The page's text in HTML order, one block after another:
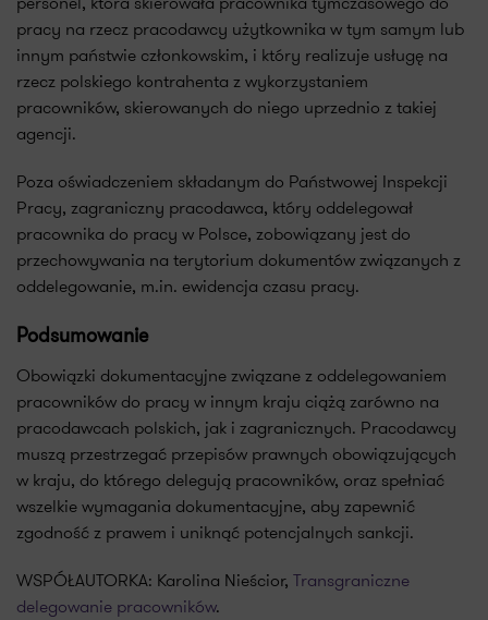
pracy na rzecz pracodawcy użytkownika w tym samym lub
innym państwie członkowskim, i który realizuje usługę na
rzecz polskiego kontrahenta z wykorzystaniem
pracowników, skierowanych do niego uprzednio z takiej
agencji.
Poza oświadczeniem składanym do Państwowej Inspekcji
Pracy, zagraniczny pracodawca, który oddelegował
pracownika do pracy w Polsce, zobowiązany jest do
przechowywania na terytorium dokumentów związanych z
oddelegowanie, m.in. ewidencja czasu pracy.
Podsumowanie
Obowiązki dokumentacyjne związane z oddelegowaniem
pracowników do pracy w innym kraju ciążą zarówno na
pracodawcach polskich, jak i zagranicznych. Pracodawcy
muszą przestrzegać przepisów prawnych obowiązujących
w kraju, do którego delegują pracowników, oraz spełniać
wszelkie wymagania dokumentacyjne, aby zapewnić
zgodność z prawem i uniknąć potencjalnych sankcji.
WSPÓŁAUTORKA: Karolina Nieścior, Transgraniczne
delegowanie pracowników.